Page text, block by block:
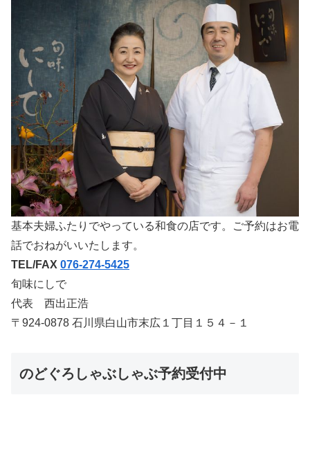
基本夫婦ふたりでやっている和食の店です。ご予約はお電
話でおねがいいたします。
TEL/FAX 076-274-5425
旬味にしで
代表 西出正浩
〒924-0878 石川県白山市末広１丁目１５４－１
のどぐろしゃぶしゃぶ予約受付中